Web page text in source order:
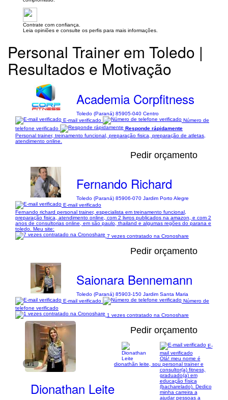
Contrate com confiança.
Leia opiniões e consulte os perfis para mais informações.
Personal Trainer em Toledo |
Resultados e Motivação
Academia Corpfitness
Toledo (Paraná) 85905-040 Centro
E-mail verificado
Número de
telefone verificado
Responde rápidamente
Personal trainer, treinamento funcional, preparação fisica, preparação de atletas,
atendimento online.
Pedir orçamento
Fernando Richard
Toledo (Paraná) 85906-070 Jardim Porto Alegre
E-mail verificado
Fernando richard personal trainer, especialista em treinamento funcional,
preparação fisica, atendimento online, com 2 livros publicados na amazon, e com 2
anos de consultorias online, em são paulo, thailand e algumas regões do parana e
toledo. Meu site:
7 vezes contratado na Cronoshare
Pedir orçamento
Saionara Bennemann
Toledo (Paraná) 85903-150 Jardim Santa Maria
E-mail verificado
Número de
telefone verificado
1 vezes contratado na Cronoshare
1/1
Pedir orçamento
Dionathan Leite
E-
mail verificado
Olá! meu nome é
dionathãn leite, sou personal trainer e
consultor(a) fitness,
graduado(a) em
educação física
(bacharelado). Dedico
minha carreira a
ajudar pessoas a